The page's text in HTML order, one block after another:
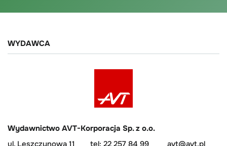
WYDAWCA
Wydawnictwo AVT-Korporacja Sp. z o.o.